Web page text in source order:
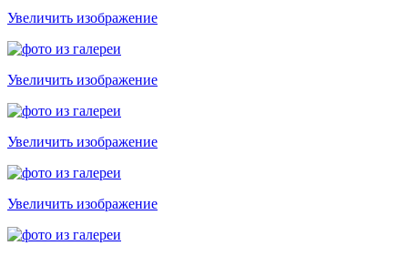
Увеличить изображение
Увеличить изображение
Увеличить изображение
Увеличить изображение